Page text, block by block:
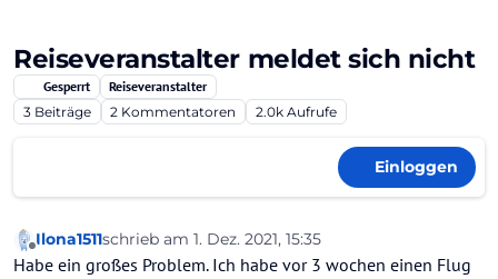
Reiseveranstalter meldet sich nicht
Gesperrt
Reiseveranstalter
3 Beiträge 2 Kommentatoren 2.0k Aufrufe
Einloggen
Offline
Ilona1511schrieb am 1. Dez. 2021, 15:35
zuletzt editiert von
Habe ein großes Problem. Ich habe vor 3 wochen einen Flug